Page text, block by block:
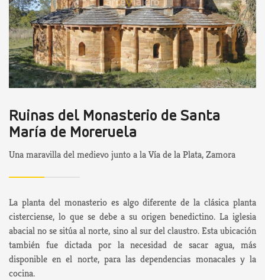
Ruinas del Monasterio de Santa
María de Moreruela
Una maravilla del medievo junto a la Vía de la Plata, Zamora
La planta del monasterio es algo diferente de la clásica planta
cisterciense, lo que se debe a su origen benedictino. La iglesia
abacial no se sitúa al norte, sino al sur del claustro. Esta ubicación
también fue dictada por la necesidad de sacar agua, más
disponible en el norte, para las dependencias monacales y la
cocina.